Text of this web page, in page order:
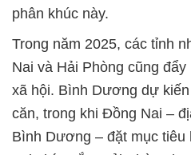
phân khúc này.
Trong năm 2025, các tỉnh
Nai và Hải Phòng cũng
xã hội. Bình Dương dự
căn, trong khi Đồng Nai –
Bình Dương – đặt mục tiêu